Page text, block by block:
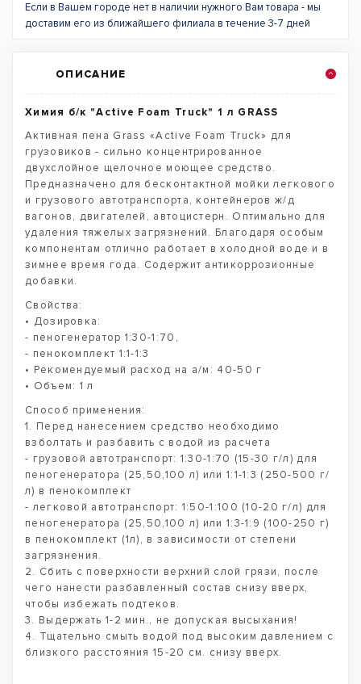
Если в Вашем городе нет в наличии нужного Вам товара - мы
доставим его из ближайшего филиала в течение 3-7 дней
ОПИСАНИЕ
Химия б/к "Active Foam Truck" 1 л GRASS
Активная пена Grass «Active Foam Truck» для
грузовиков - сильно концентрированное
двухслойное щелочное моющее средство.
Предназначено для бесконтактной мойки легкового
и грузового автотранспорта, контейнеров ж/д
вагонов, двигателей, автоцистерн. Оптимально для
удаления тяжелых загрязнений. Благодаря особым
компонентам отлично работает в холодной воде и в
зимнее время года. Содержит антикоррозионные
добавки.
Свойства:
• Дозировка:
- пеногенератор 1:30-1:70,
- пенокомплект 1:1-1:3
• Рекомендуемый расход на а/м: 40-50 г
• Объем: 1 л
Способ применения:
1. Перед нанесением средство необходимо
взболтать и разбавить с водой из расчета
- грузовой автотранспорт: 1:30-1:70 (15-30 г/л) для
пеногенератора (25,50,100 л) или 1:1-1:3 (250-500 г/
л) в пенокомплект
- легковой автотранспорт: 1:50-1:100 (10-20 г/л) для
пеногенератора (25,50,100 л) или 1:3-1:9 (100-250 г)
в пенокомплект (1л), в зависимости от степени
загрязнения.
2. Сбить с поверхности верхний слой грязи, после
чего нанести разбавленный состав снизу вверх,
чтобы избежать подтеков.
3. Выдержать 1-2 мин., не допуская высыхания!
4. Тщательно смыть водой под высоким давлением с
близкого расстояния 15-20 см. снизу вверх.